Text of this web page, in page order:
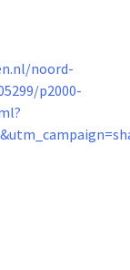
noord-
p2000-